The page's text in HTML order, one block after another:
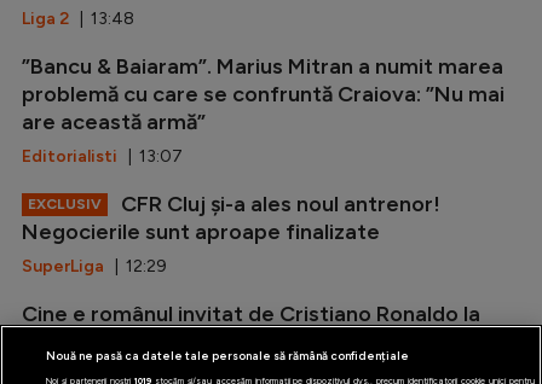
Liga 2 | 13:48
”Bancu & Baiaram”. Marius Mitran a numit marea
problemă cu care se confruntă Craiova: ”Nu mai
are această armă”
Editorialisti | 13:07
EXCLUSIV
CFR Cluj și-a ales noul antrenor!
Negocierile sunt aproape finalizate
SuperLiga | 12:29
Cine e românul invitat de Cristiano Ronaldo la
Diverse| 11:45
Nouă ne pasă ca datele tale personale să rămână confidențiale
Noi și partenerii noștri 1019stocăm și/sau accesăm informații pe dispozitivul dvs., precum identificatorii cookie unici pentru